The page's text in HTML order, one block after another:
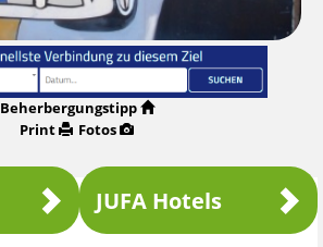
Beherbergungstipp
Print
Fotos
JUFA Hotels